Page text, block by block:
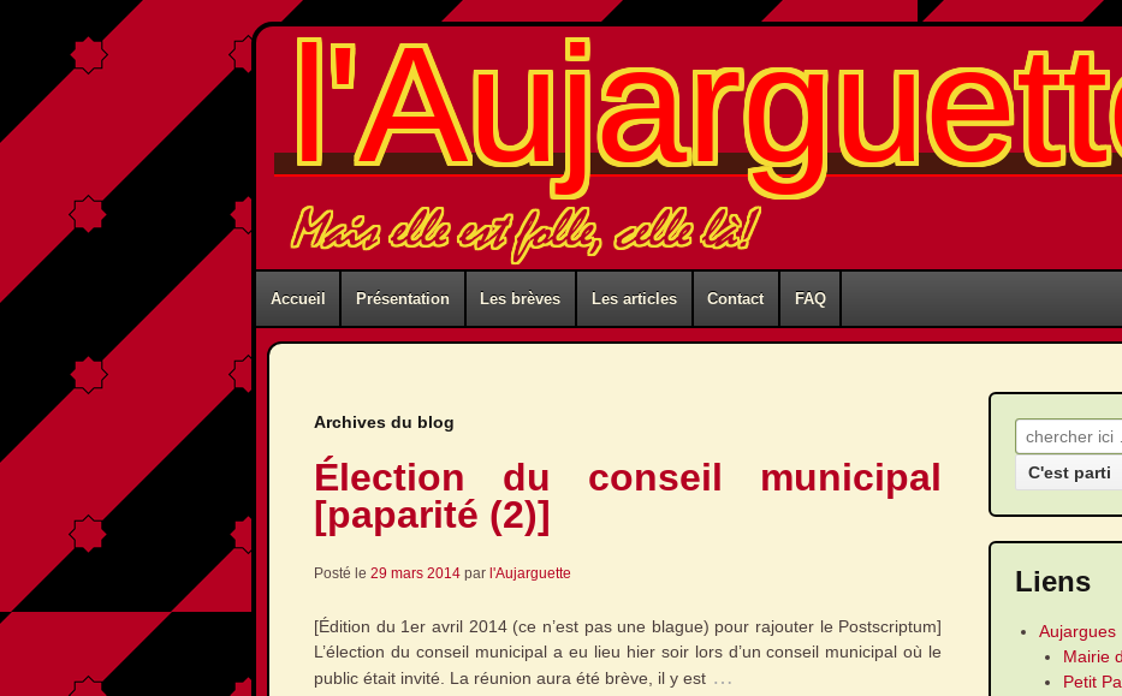
Mais elle est folle, celle là!
Accueil Présentation Les brèves Les articles Contact FAQ
Archives du blog
Élection du conseil municipal
[paparité (2)]
Posté le29 mars 2014 par l'Aujarguette
[Édition du 1er avril 2014 (ce n’est pas une blague) pour rajouter le Postscriptum]
L’élection du conseil municipal a eu lieu hier soir lors d’un conseil municipal où le
public était invité. La réunion aura été brève, il y est …
Recherche
Liens
Aujargues
Mairie
Petit